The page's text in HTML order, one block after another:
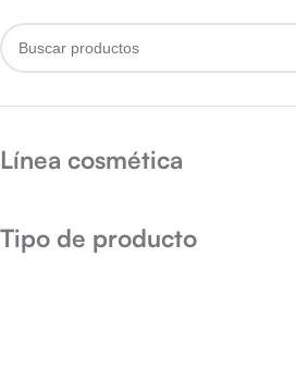
Línea cosmética
Tipo de producto